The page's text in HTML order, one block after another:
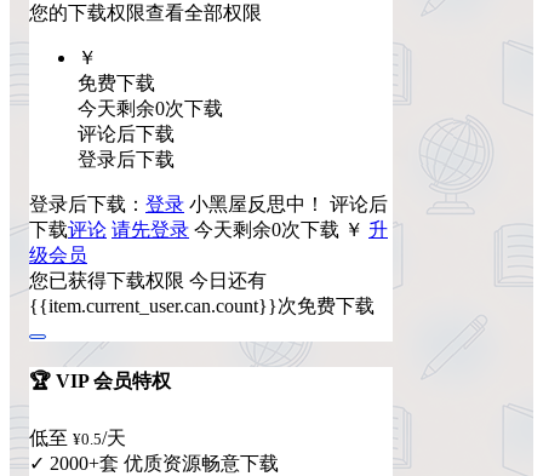
您的下载权限查看全部权限
￥
免费下载
今天剩余0次下载
评论后下载
登录后下载
登录后下载： 登录 小黑屋反思中！ 评论后
下载评论 请先登录 今天剩余0次下载 ￥ 升
级会员
您已获得下载权限 今日还有
{{item.current_user.can.count}}次免费下载
🏆 VIP 会员特权
低至 ¥0.5/天
✓ 2000+套 优质资源畅意下载